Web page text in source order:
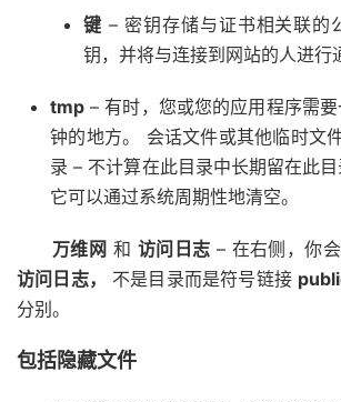
键 – 密钥存储与证书相关联的
钥，并将与连接到网站的人进行
tmp – 有时，您或您的应用程序需
钟的地方。 会话文件或其他临时文
录 – 不计算在此目录中长期留在此目
它可以通过系统周期性地清空。
万维网 和 访问日志 – 在右侧，你
访问日志，
不是目录而是符号链接
分别。
包括隐藏文件